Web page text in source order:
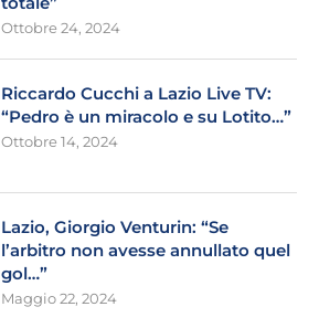
Ottobre 24, 2024
Riccardo Cucchi a Lazio Live TV:
“Pedro è un miracolo e su Lotito…”
Ottobre 14, 2024
Lazio, Giorgio Venturin: “Se
l’arbitro non avesse annullato quel
gol…”
Maggio 22, 2024